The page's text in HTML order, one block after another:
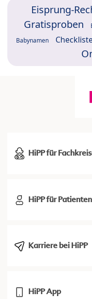
Eisprung-
Gratisproben
Babynamen
HiPP für
HiPP für Patienten
Karriere bei HiPP
HiPP App